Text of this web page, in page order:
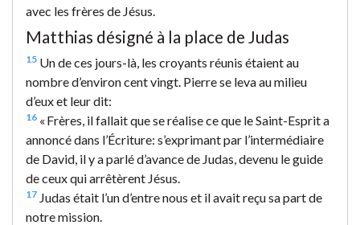
avec les frères de Jésus.
Matthias désigné à la place de Judas
15 Un de ces jours-là, les croyants réunis étaient au
nombre d’environ cent vingt. Pierre se leva au milieu
d’eux et leur dit:
16 « Frères, il fallait que se réalise ce que le Saint-Esprit a
annoncé dans l’Écriture: s’exprimant par l’intermédiaire
de David, il y a parlé d’avance de Judas, devenu le guide
de ceux qui arrêtèrent Jésus.
17 Judas était l’un d’entre nous et il avait reçu sa part de
notre mission.